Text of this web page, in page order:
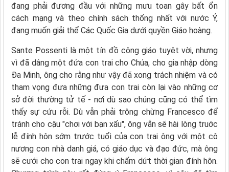
đang phải đương đầu với những mưu toan gây bất ổn
cách mạng và theo chính sách thống nhất với nước Ý,
đang muốn giải thể Các Quốc Gia dưới quyền Giáo hoàng.
Sante Possenti là một tín đồ công giáo tuyệt vời, nhưng
vì đã dâng một đứa con trai cho Chúa, cho gia nhập dòng
Đa Minh, ông cho rằng như vậy đã xong trách nhiệm và có
tham vọng đưa những đưa con trai còn lại vào những cơ
sở đời thường tử tế - nơi dù sao chúng cũng có thể tìm
thấy sự cứu rỗi. Dù vẫn phải trông chừng Francesco để
tránh cho cậu "chơi với bạn xấu", ông vẫn sẽ hài lòng truớc
lễ đính hôn sớm trước tuổi của con trai ông với một cô
nương con nhà danh giá, có giáo dục và đạo đức, mà ông
sẽ cưới cho con trai ngay khi chấm dứt thời gian đính hôn.